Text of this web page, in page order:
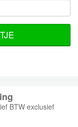
BTW exclusief